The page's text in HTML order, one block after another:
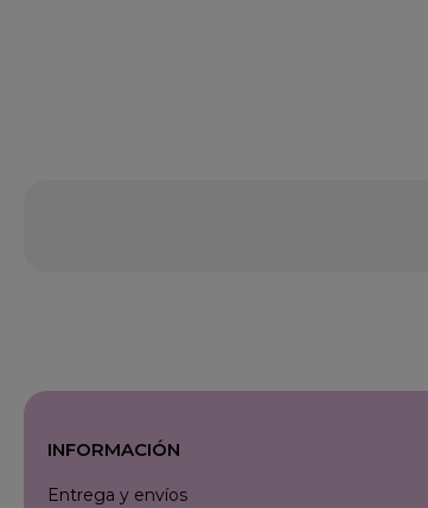
INFORMACIÓN
Entrega y envíos